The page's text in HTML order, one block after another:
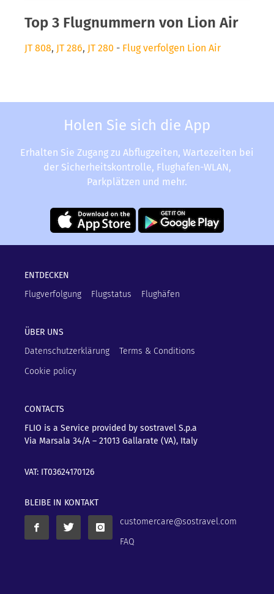
Top 3 Flugnummern von Lion Air
JT 808, JT 286, JT 280 - Flug verfolgen Lion Air
Holen Sie sich die App
Erhalten Sie Zugang zu Abflugzeiten, Wartezeiten bei
der Sicherheitskontrolle, Flughafen-WLAN,
Parkplätzen und mehr.
ENTDECKEN
Flugverfolgung
Flugstatus Flughäfen
ÜBER UNS
Datenschutzerklärung
Terms & Conditions
Cookie policy
CONTACTS
FLIO is a Service provided by sostravel S.p.a
Via Marsala 34/A – 21013 Gallarate (VA), Italy
VAT: IT03624170126
BLEIBE IN KONTAKT
customercare@sostravel.com
FAQ